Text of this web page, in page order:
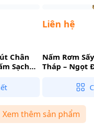
Chân
Sạch
Cho
Liên hệ
Nấm Rơm
Tháp – Ngọt
Trọn Dinh
Xem thêm sản phẩm